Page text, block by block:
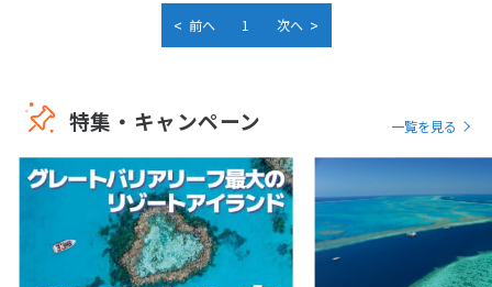
< 前へ 1 次へ >
特集・キャンペーン 一覧を見る